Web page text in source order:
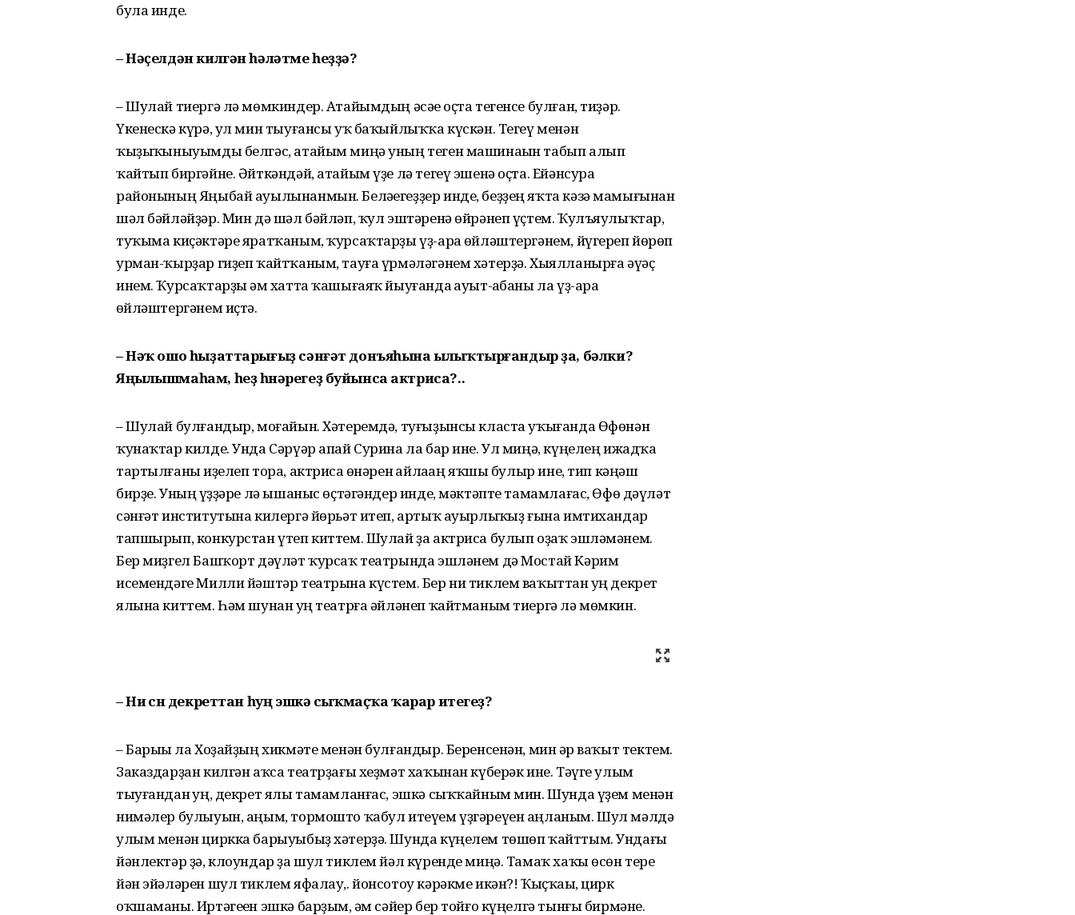
була инде.
– Нәҫелдән килгән һәләтме һеҙҙә?
– Шулай тиергә лә мөмкиндер. Атайымдың әсәһе оҫта тегенсе булған, тиҙәр.
Үкенескә күрә, ул мин тыуғансы уҡ баҡыйлыҡҡа күскән. Тегеү менән
ҡыҙыҡһыныуымды белгәс, атайым миңә уның теген машинаһын табып алып
ҡайтып биргәйне. Әйткәндәй, атайым үҙе лә тегеү эшенә оҫта. Ейәнсура
районының Яңыбай ауылынанмын. Беләһегеҙҙер инде, беҙҙең яҡта кәзә мамығынан
шәл бәйләйҙәр. Мин дә шәл бәйләп, ҡул эштәренә өйрәнеп үҫтем. Ҡулъяулыҡтар,
туҡыма киҫәктәре яратҡаным, ҡурсаҡтарҙы үҙ-ара һөйләштергәнем, йүгереп йөрөп
урман-ҡырҙар гиҙеп ҡайтҡаным, тауға үрмәләгәнем хәтерҙә. Хыялланырға әүәҫ
инем. Ҡурсаҡтарҙы һәм хатта ҡашығаяҡ йыуғанда һауыт-һабаны ла үҙ-ара
һөйләштергәнем иҫтә.
– Нәҡ ошо һыҙаттарығыҙ сәнғәт донъяһына ылыҡтырғандыр ҙа, бәлки?
Яңылышмаһам, һеҙ һөнәрегеҙ буйынса актриса?..
– Шулай булғандыр, моғайын. Хәтеремдә, туғыҙынсы класта уҡығанда Өфөнән
ҡунаҡтар килде. Унда Сәрүәр апай Сурина ла бар ине. Ул миңә, күңелең ижадҡа
тартылғаны һиҙелеп тора, актриса һөнәрен һайлаһаң яҡшы булыр ине, тип кәңәш
бирҙе. Уның һүҙҙәре лә ышаныс өҫтәгәндер инде, мәктәпте тамамлағас, Өфө дәүләт
сәнғәт институтына килергә йөрьәт итеп, артыҡ ауырлыҡһыҙ ғына имтихандар
тапшырып, конкурстан үтеп киттем. Шулай ҙа актриса булып оҙаҡ эшләмәнем.
Бер миҙгел Башҡорт дәүләт ҡурсаҡ театрында эшләнем дә Мостай Кәрим
исемендәге Милли йәштәр театрына күстем. Бер ни тиклем ваҡыттан һуң декрет
ялына киттем. Һәм шунан һуң театрға әйләнеп ҡайтманым тиергә лә мөмкин.
– Ни өсөн декреттан һуң эшкә сыҡмаҫҡа ҡарар итегеҙ?
– Барыһы ла Хоҙайҙың хикмәте менән булғандыр. Беренсенән, мин һәр ваҡыт тектем.
Заказдарҙан килгән аҡса театрҙағы хеҙмәт хаҡынан күберәк ине. Тәүге улым
тыуғандан һуң, декрет ялы тамамланғас, эшкә сыҡҡайным мин. Шунда үҙем менән
нимәлер булыуын, аңым, тормошто ҡабул итеүем үҙгәреүен аңланым. Шул мәлдә
улым менән циркка барыуыбыҙ хәтерҙә. Шунда күңелем төшөп ҡайттым. Ундағы
йәнлектәр ҙә, клоундар ҙа шул тиклем йәл күренде миңә. Тамаҡ хаҡы өсөн тере
йән эйәләрен шул тиклем яфалау,. йонсотоу кәрәкме икән?! Ҡыҫҡаһы, цирк
оҡшаманы. Иртәгеһен эшкә барҙым, һәм сәйер бер тойғо күңелгә тынғы бирмәне.